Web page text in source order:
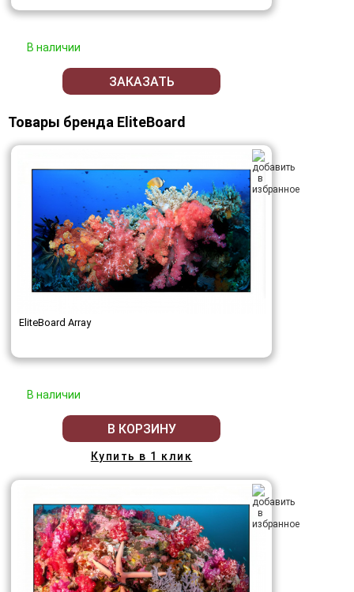
В наличии
ЗАКАЗАТЬ
Товары бренда EliteBoard
EliteBoard Array
В наличии
В КОРЗИНУ
Купить в 1 клик